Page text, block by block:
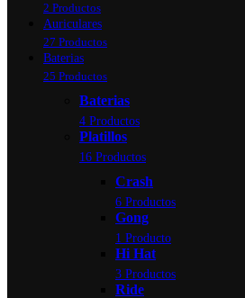
2 Productos
Auriculares
27 Productos
Baterias
25 Productos
Baterias
4 Productos
Platillos
16 Productos
Crash
6 Productos
Gong
1 Producto
Hi Hat
3 Productos
Ride